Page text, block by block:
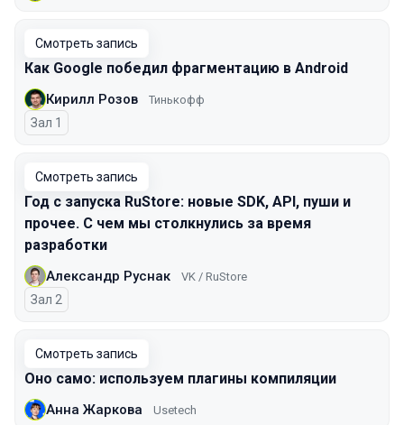
Смотреть запись
Как Google победил фрагментацию в Android
Кирилл Розов Тинькофф
Зал 1
Смотреть запись
Год с запуска RuStore: новые SDK, API, пуши и
прочее. С чем мы столкнулись за время
разработки
Александр Руснак VK / RuStore
Зал 2
Смотреть запись
Оно само: используем плагины компиляции
Анна Жаркова Usetech